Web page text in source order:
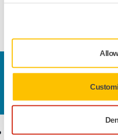
odolnost proti roztržení a
Kontaktujte nás
Chcete se dozvědět
Produkty